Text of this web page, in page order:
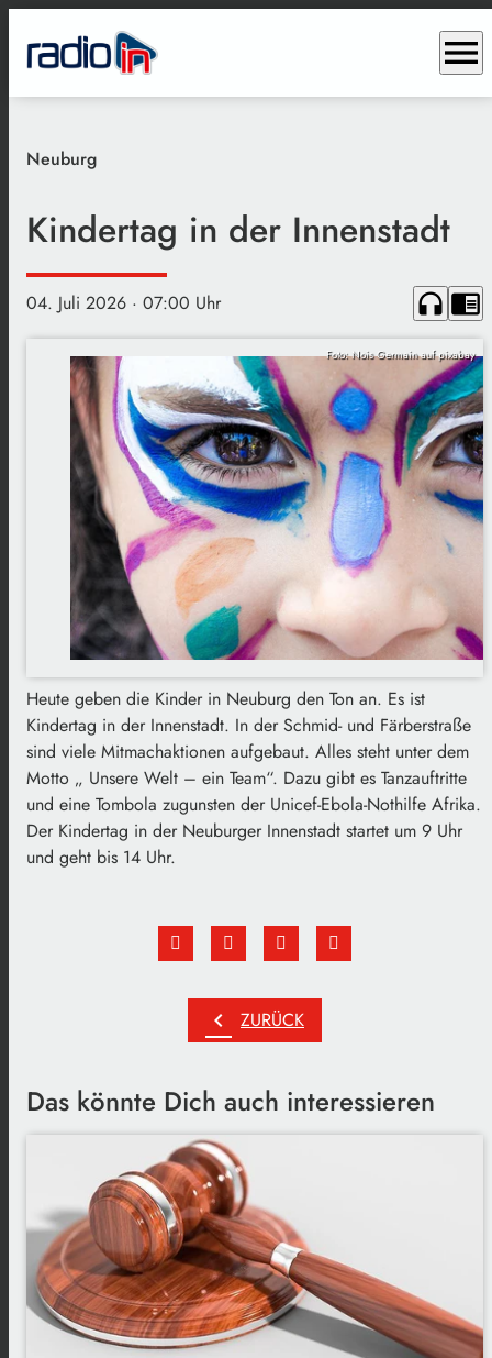
menu
Neuburg
Kindertag in der Innenstadt
04. Juli 2026 · 07:00 Uhr headphones chrome_reader_mode
Foto: Nois Germain auf pixabay
Heute geben die Kinder in Neuburg den Ton an. Es ist
Kindertag in der Innenstadt. In der Schmid- und Färberstraße
sind viele Mitmachaktionen aufgebaut. Alles steht unter dem
Motto „ Unsere Welt – ein Team“. Dazu gibt es Tanzauftritte
und eine Tombola zugunsten der Unicef-Ebola-Nothilfe Afrika.
Der Kindertag in der Neuburger Innenstadt startet um 9 Uhr
und geht bis 14 Uhr.
chevron_left ZURÜCK
Das könnte Dich auch interessieren